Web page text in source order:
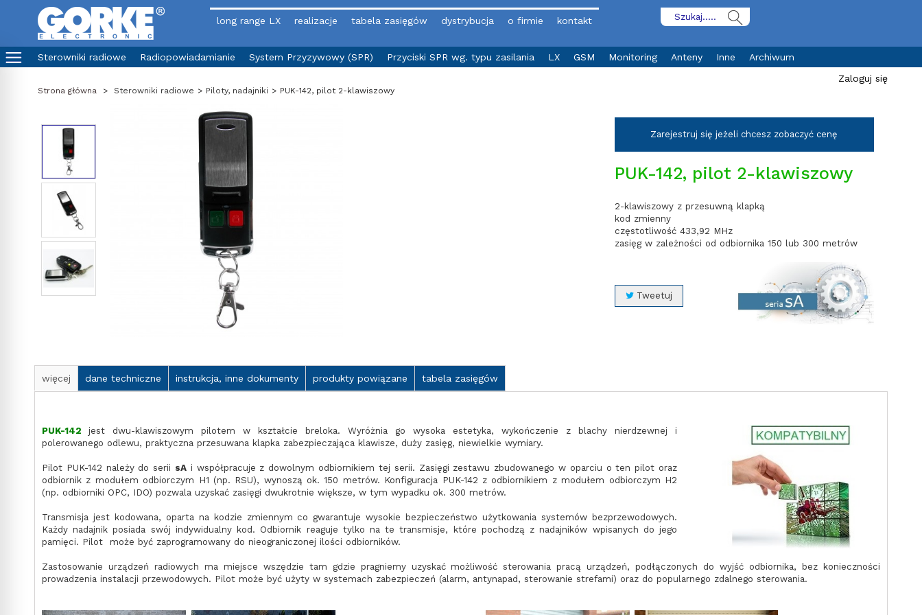
long range LX realizacje tabela zasięgów dystrybucja o firmie kontakt
Sterowniki radiowe Radiopowiadamianie System Przyzywowy (SPR) Przyciski SPR wg. typu zasilania LX GSM Monitoring Anteny Inne
Archiwum
Zaloguj się
Strona główna > Sterowniki radiowe > Piloty, nadajniki > PUK-142, pilot 2-klawiszowy
Zarejestruj się jeżeli chcesz zobaczyć cenę
PUK-142, pilot 2-klawiszowy
2-klawiszowy z przesuwną klapką
kod zmienny
częstotliwość 433,92 MHz
zasięg w zależności od odbiornika 150 lub 300 metrów
Tweetuj
więcej dane techniczne instrukcja, inne dokumenty produkty powiązane tabela zasięgów
PUK-142 jest dwu-klawiszowym pilotem w kształcie breloka. Wyróżnia go wysoka estetyka, wykończenie z blachy nierdzewnej i
polerowanego odlewu, praktyczna przesuwana klapka zabezpieczająca klawisze, duży zasięg, niewielkie wymiary.
Pilot PUK-142 należy do serii sA i współpracuje z dowolnym odbiornikiem tej serii. Zasięgi zestawu zbudowanego w oparciu o ten pilot oraz
odbiornik z modułem odbiorczym H1 (np. RSU), wynoszą ok. 150 metrów. Konfiguracja PUK-142 z odbiornikiem z modułem odbiorczym H2
(np. odbiorniki OPC, IDO) pozwala uzyskać zasięgi dwukrotnie większe, w tym wypadku ok. 300 metrów.
Transmisja jest kodowana, oparta na kodzie zmiennym co gwarantuje wysokie bezpieczeństwo użytkowania systemów bezprzewodowych.
Każdy nadajnik posiada swój indywidualny kod. Odbiornik reaguje tylko na te transmisje, które pochodzą z nadajników wpisanych do jego
pamięci. Pilot może być zaprogramowany do nieograniczonej ilości odbiorników.
Zastosowanie urządzeń radiowych ma miejsce wszędzie tam gdzie pragniemy uzyskać możliwość sterowania pracą urządzeń, podłączonych do wyjść odbiornika, bez konieczności
prowadzenia instalacji przewodowych. Pilot może być użyty w systemach zabezpieczeń (alarm, antynapad, sterowanie strefami) oraz do popularnego zdalnego sterowania.